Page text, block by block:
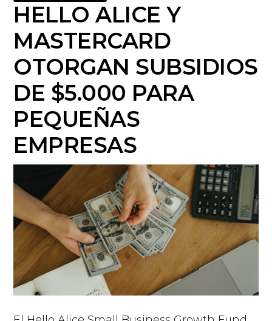
HELLO ALICE Y
MASTERCARD
OTORGAN SUBSIDIOS
DE $5.000 PARA
PEQUEÑAS
EMPRESAS